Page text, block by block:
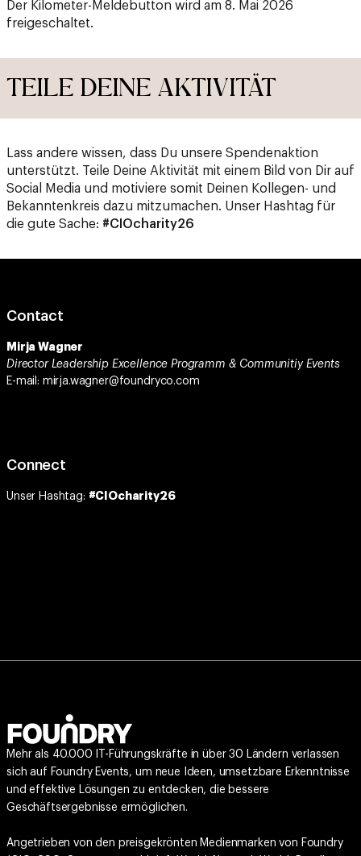
Der Kilometer-Meldebutton wird am 8. Mai 2026
freigeschaltet.
TEILE DEINE AKTIVITÄT
Lass andere wissen, dass Du unsere Spendenaktion
unterstützt. Teile Deine Aktivität mit einem Bild von Dir auf
Social Media und motiviere somit Deinen Kollegen- und
Bekanntenkreis dazu mitzumachen. Unser Hashtag für
die gute Sache: #CIOcharity26
Contact
Mirja Wagner
Director Leadership Excellence Programm & Communitiy Events
E-mail: mirja.wagner@foundryco.com
Connect
Unser Hashtag: #CIOcharity26
Mehr als 40.000 IT-Führungskräfte in über 30 Ländern verlassen
sich auf Foundry Events, um neue Ideen, umsetzbare Erkenntnisse
und effektive Lösungen zu entdecken, die bessere
Geschäftsergebnisse ermöglichen.
Angetrieben von den preisgekrönten Medienmarken von Foundry